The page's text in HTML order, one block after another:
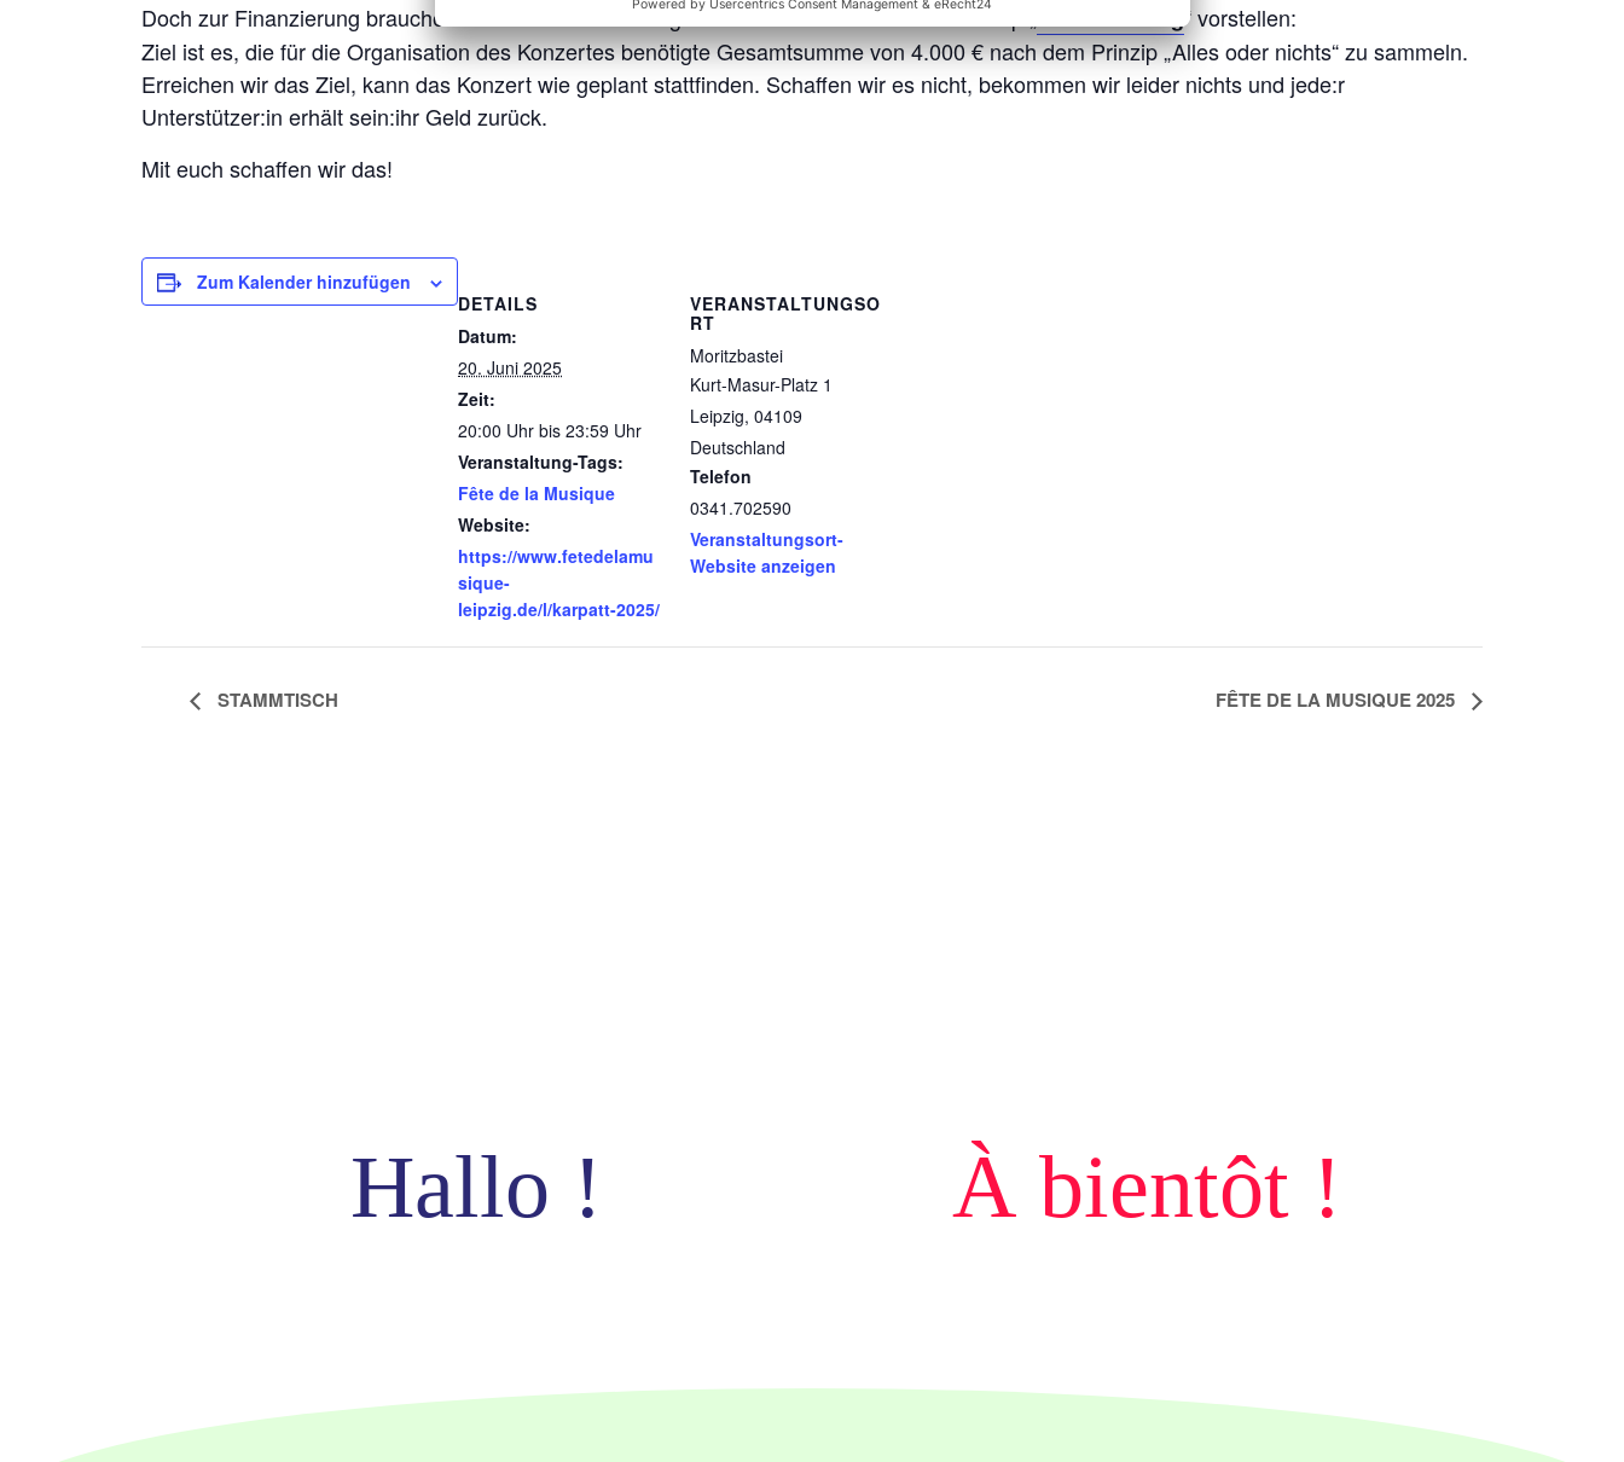
Doch zur Finanzierung brauchen wir eure Unterstützung. Hier möchten wir euch das Prinzip „
“ vorstellen:
Ziel ist es, die für die Organisation des Konzertes benötigte Gesamtsumme von 4.000 € nach dem Prinzip „Alles oder nichts“ zu sammeln.
Erreichen wir das Ziel, kann das Konzert wie geplant stattfinden. Schaffen wir es nicht, bekommen wir leider nichts und jede:r
Unterstützer:in erhält sein:ihr Geld zurück.
Mit euch schaffen wir das!
Zum Kalender hinzufügen
DETAILS
Datum:
20. Juni 2025
Zeit:
20:00 Uhr bis 23:59 Uhr
Veranstaltung-Tags:
Fête de la Musique
Website:
https://www.fetedelamu
sique-
leipzig.de/l/karpatt-2025/
VERANSTALTUNGSO
RT
Moritzbastei
Kurt-Masur-Platz 1
Leipzig, 04109
Deutschland
Telefon
0341.702590
Veranstaltungsort-
Website anzeigen
STAMMTISCH FÊTE DE LA MUSIQUE 2025
Hallo ! À bientôt !